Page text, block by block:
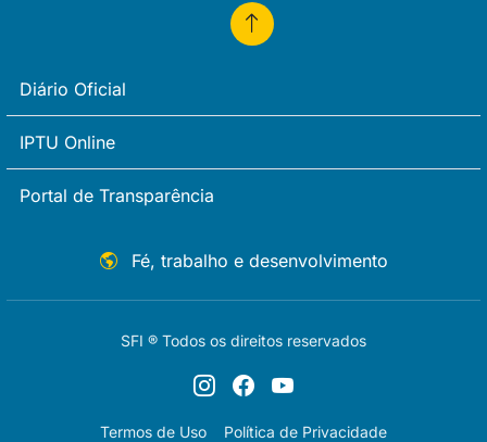
Diário Oficial
IPTU Online
Portal de Transparência
Fé, trabalho e desenvolvimento
SFI ® Todos os direitos reservados
Termos de Uso Política de Privacidade